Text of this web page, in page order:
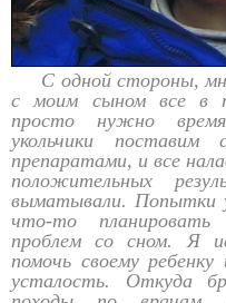
С одной стороны,
с моим сыном все в
просто нужно
укольчики поставим
препаратами, и все
положительных
выматывали. Попытки
что-то
проблем со сном. Я
помочь своему
усталость. Откуда